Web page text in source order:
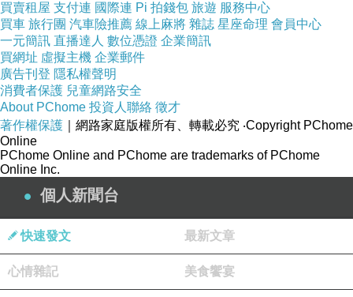
買賣租屋 支付連 國際連 Pi 拍錢包 旅遊 服務中心
買車 旅行團 汽車險推薦 線上麻將 雜誌 星座命理 會員中心
一元簡訊 直播達人 數位憑證 企業簡訊
買網址 虛擬主機 企業郵件
廣告刊登 隱私權聲明
消費者保護 兒童網路安全
About PChome 投資人聯絡 徵才
著作權保護 ｜網路家庭版權所有、轉載必究 ‧Copyright PChome
Online
PChome Online and PChome are trademarks of PChome
Online Inc.
個人新聞台
快速發文 最新文章
心情雜記 美食饗宴